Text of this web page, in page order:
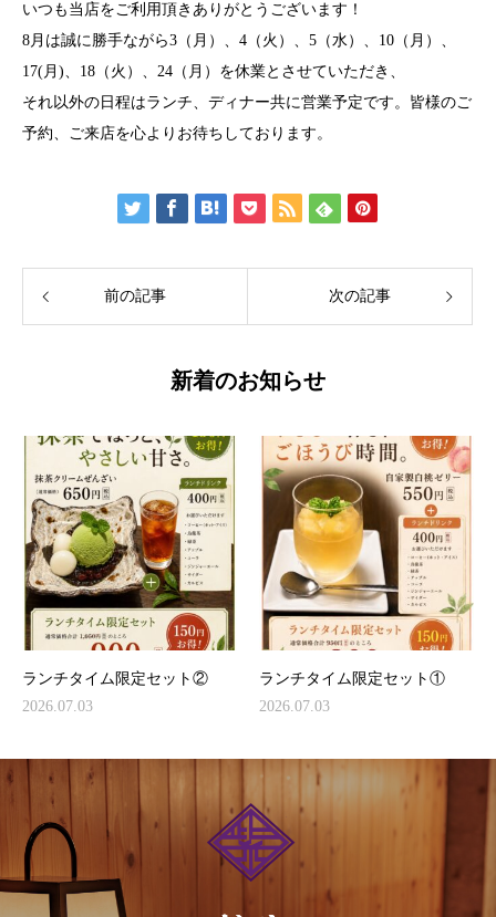
いつも当店をご利用頂きありがとうございます！
8月は誠に勝手ながら3（月）、4（火）、5（水）、10（月）、
17(月)、18（火）、24（月）を休業とさせていただき、
それ以外の日程はランチ、ディナー共に営業予定です。皆様のご
予約、ご来店を心よりお待ちしております。
前の記事 次の記事
新着のお知らせ
ランチタイム限定セット②
2026.07.03
ランチタイム限定セット①
2026.07.03